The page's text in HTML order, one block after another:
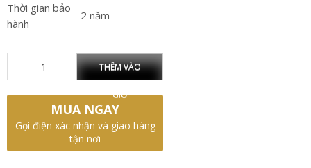
Thời gian bảo
hành
2 năm
THÊM VÀO
GIỎ
MUA NGAY
Gọi điện xác nhận và giao hàng
tận nơi